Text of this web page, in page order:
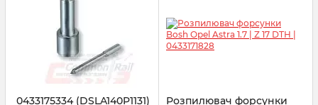
0433175334 (DSLA140P1131)
Розпилювач форсунки